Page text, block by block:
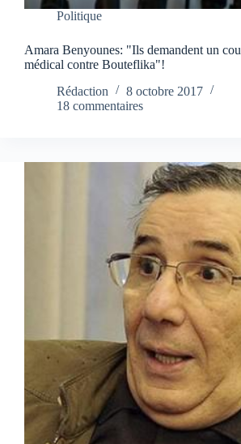
Politique
Amara Benyounes: "Ils demandent un
médical contre Bouteflika"!
Rédaction
8 octobre 2017
18 commentaires